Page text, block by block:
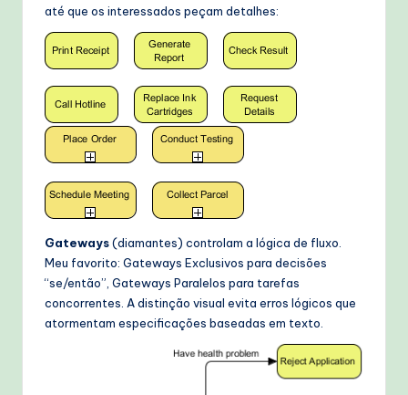
até que os interessados peçam detalhes:
Gateways(diamantes) controlam a lógica de fluxo.
Meu favorito: Gateways Exclusivos para decisões
“se/então”, Gateways Paralelos para tarefas
concorrentes. A distinção visual evita erros lógicos que
atormentam especificações baseadas em texto.